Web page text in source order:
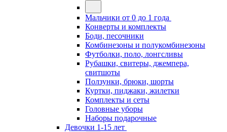
Мальчики от 0 до 1 года
Конверты и комплекты
Боди, песочники
Комбинезоны и полукомбинезоны
Футболки, поло, лонгсливы
Рубашки, свитеры, джемпера,
свитшоты
Ползунки, брюки, шорты
Куртки, пиджаки, жилетки
Комплекты и сеты
Головные уборы
Наборы подарочные
Девочки 1-15 лет